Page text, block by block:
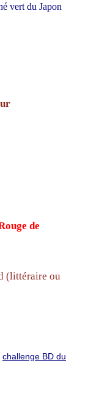
vert du Japon
de
(littéraire ou
challenge BD du